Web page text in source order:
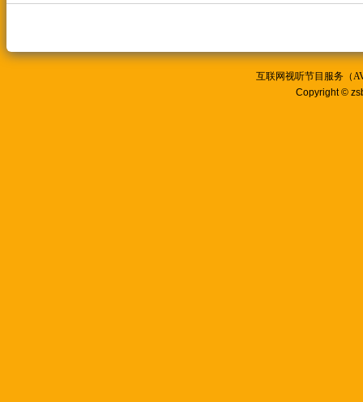
互联网视听节目服务（
Copyright ©